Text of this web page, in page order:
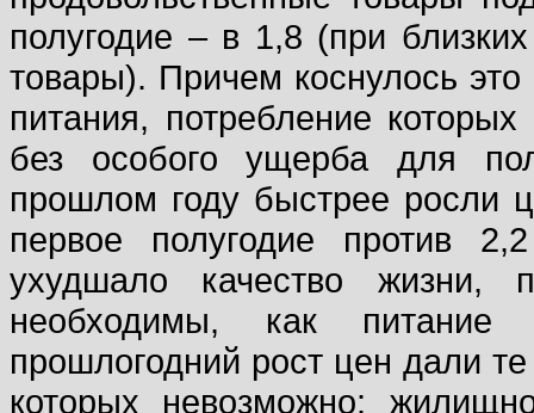
полугодие – в 1,8 (при
товары). Причем коснулось
питания, потребление
без особого ущерба для
прошлом году быстрее росли
первое полугодие против
ухудшало качество жизни,
необходимы, как
прошлогодний рост цен дали
которых невозможно: